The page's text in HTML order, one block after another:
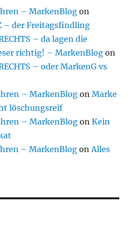
– MarkenBlog on
– der Freitagsfindling
– da lagen die
richtig! – MarkenBlog on
– oder MarkenG vs
– MarkenBlog onMarke
löschungsreif
– MarkenBlog onKein
– MarkenBlog onAlles